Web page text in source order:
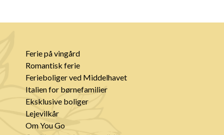
Ferie på vingård
Romantisk ferie
Ferieboliger ved Middelhavet
Italien for børnefamilier
Eksklusive boliger
Lejevilkår
Om You Go